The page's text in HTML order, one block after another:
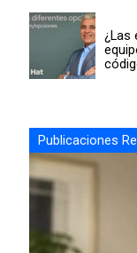
¿Las
Publicaciones